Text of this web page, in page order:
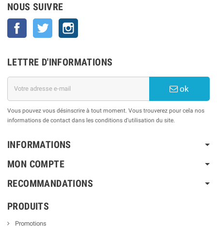
NOUS SUIVRE
Facebook Twitter
LETTRE D'INFORMATIONS
ok
Vous pouvez vous désinscrire à tout moment. Vous trouverez pour cela nos
informations de contact dans les conditions d'utilisation du site.
INFORMATIONS
MON COMPTE
RECOMMANDATIONS
PRODUITS
Promotions